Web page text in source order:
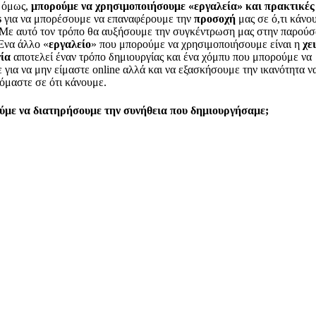
όμως,μπορούμε να χρησιμοποιήσουμε «εργαλεία» και
για να μπορέσουμε να επαναφέρουμε τηνπροσοχή μας σε ό,τι
αυτό τον τρόπο θα αυξήσουμε την συγκέντρωση μας στην
άλλο «εργαλείο» που μπορούμε να χρησιμοποιήσουμε είναι η
αποτελεί έναν τρόπο δημιουργίας και ένα χόμπυ που μπορούμε να
για να μην είμαστε online αλλά και να εξασκήσουμε την ικανότητα
σε ότι κάνουμε.
να διατηρήσουμε την συνήθεια που δημιουργήσαμε;